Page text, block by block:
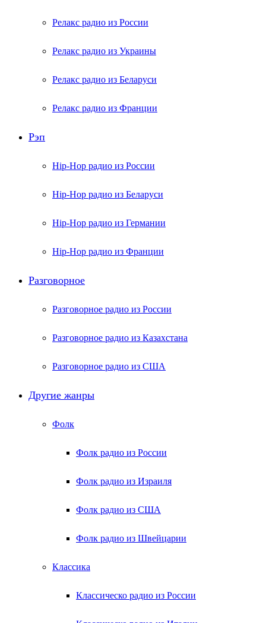
Релакс радио из России
Релакс радио из Украины
Релакс радио из Беларуси
Релакс радио из Франции
Рэп
Hip-Hop радио из России
Hip-Hop радио из Беларуси
Hip-Hop радио из Германии
Hip-Hop радио из Франции
Разговорное
Разговорное радио из России
Разговорное радио из Казахстана
Разговорное радио из США
Другие жанры
Фолк
Фолк радио из России
Фолк радио из Израиля
Фолк радио из США
Фолк радио из Швейцарии
Классика
Классическо радио из России